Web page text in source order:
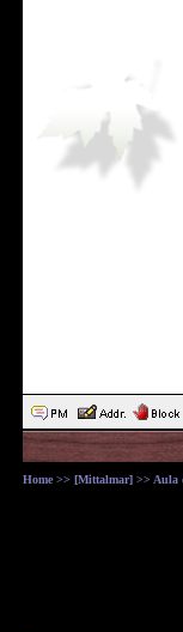
Home >> [Mittalmar] >> Aula